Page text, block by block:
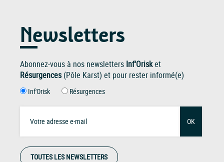
Newsletters
Abonnez-vous à nos newsletters Inf'Orisket
Résurgences(Pôle Karst) et pour rester informé(e)
Inf'Orisk Résurgences
OK
TOUTES LES NEWSLETTERS